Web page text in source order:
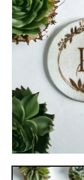
contenuti
multimediali